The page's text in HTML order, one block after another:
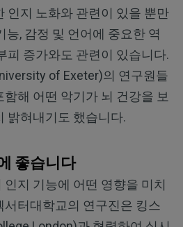
인지 노화와 관련이 있을 뿐만
능, 감정 및 언어에 중요한 역
피 증가와도 관련이 있습니다.
of Exeter)의 연구원들
해 어떤 악기가 뇌 건강을 보
밝혀내기도 했습니다.
좋습니다
지 기능에 어떤 영향을 미치
서터대학교의 연구진은 킹스